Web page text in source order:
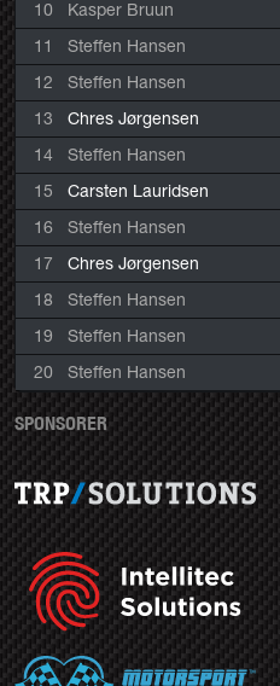
10
Kasper Bruun
11
Steffen Hansen
12
Steffen Hansen
13
Chres Jørgensen
14
Steffen Hansen
15
Carsten Lauridsen
16
Steffen Hansen
17
Chres Jørgensen
18
Steffen Hansen
19
Steffen Hansen
20
Steffen Hansen
SPONSORER